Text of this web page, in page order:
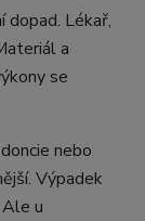
dopad. Lékař,
a
se
nebo
Výpadek
u